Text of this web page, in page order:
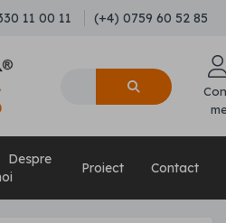
11 00 11 (+4) 0759 60 52 85
Despre
Proiect Contact